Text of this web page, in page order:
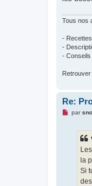
Tous nos
-
-
-
Re:
Mpar
la
Si